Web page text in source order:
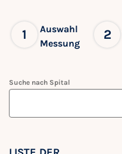
1
Auswahl
Messung
2
Suche nach Spital